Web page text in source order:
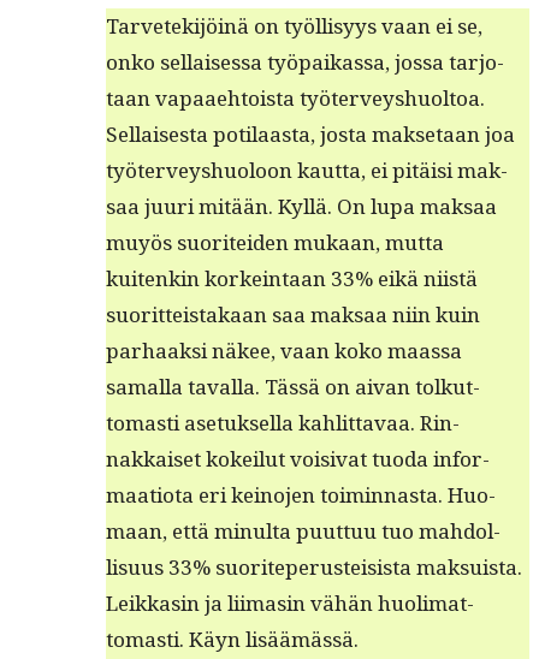
Tarvetek­i­jöinä on työl­lisyys vaan ei se,
onko sel­l­aises­sa työ­paikas­sa, jos­sa tar­jo­
taan vapaae­htoista työter­veyshuoltoa.
Sel­l­ais­es­ta poti­laas­ta, jos­ta mak­se­taan joa
työter­veyshuoloon kaut­ta, ei pitäisi mak­
saa juuri mitään. Kyl­lä. On lupa mak­saa
muyös suoritei­den mukaan, mut­ta
kuitenkin korkein­taan 33% eikä niistä
suorit­teis­takaan saa mak­saa niin kuin
parhaak­si näkee, vaan koko maas­sa
samal­la taval­la. Tässä on aivan tolkut­
tomasti ase­tuk­sel­la kahlit­tavaa. Rin­
nakkaiset kokeilut voisi­vat tuo­da infor­
maa­tio­ta eri keino­jen toimin­nas­ta. Huo­
maan, että min­ul­ta puut­tuu tuo mah­dol­
lisu­us 33% suorite­pe­rustei­sista mak­su­ista.
Leikkasin ja liimasin vähän huoli­mat­
tomasti. Käyn lisäämässä.